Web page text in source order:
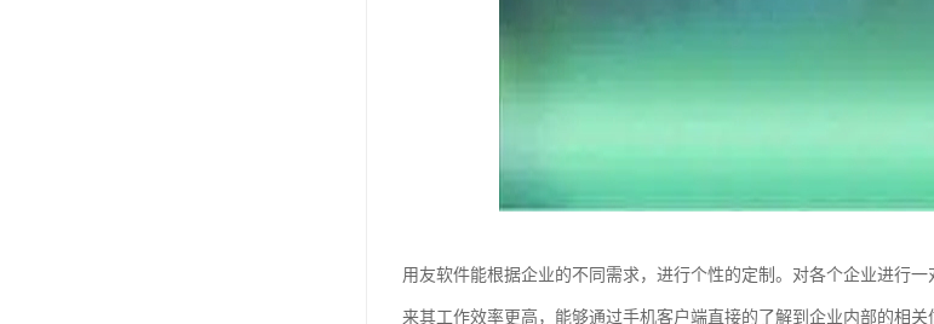
用友软件能根据企业的不同需求，进行个性的定制。对各个企业进行
来其工作效率更高，能够通过手机客户端直接的了解到企业内部的相